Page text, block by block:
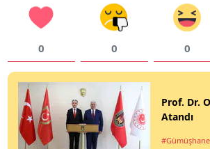
0 0 0
Prof. Dr.
Atandı
#Gümüşhane